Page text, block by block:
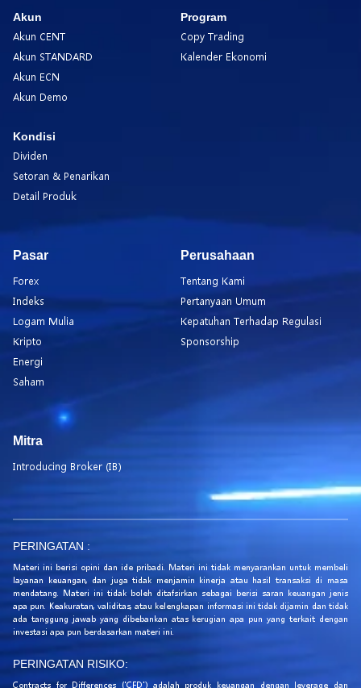
Akun
Akun CENT
Akun STANDARD
Akun ECN
Akun Demo
Kondisi
Dividen
Setoran & Penarikan
Detail Produk
Program
Copy Trading
Kalender Ekonomi
Pasar
Forex
Indeks
Logam Mulia
Kripto
Energi
Saham
Perusahaan
Tentang Kami
Pertanyaan Umum
Kepatuhan Terhadap Regulasi
Sponsorship
Mitra
Introducing Broker (IB)
PERINGATAN :
Materi ini berisi opini dan ide pribadi. Materi ini tidak menyarankan untuk membeli
layanan keuangan, dan juga tidak menjamin kinerja atau hasil transaksi di masa
mendatang. Materi ini tidak boleh ditafsirkan sebagai berisi saran keuangan jenis
apa pun. Keakuratan, validitas, atau kelengkapan informasi ini tidak dijamin dan tidak
ada tanggung jawab yang dibebankan atas kerugian apa pun yang terkait dengan
investasi apa pun berdasarkan materi ini.
PERINGATAN RISIKO:
Contracts for Differences ('CFD') adalah produk keuangan dengan leverage dan